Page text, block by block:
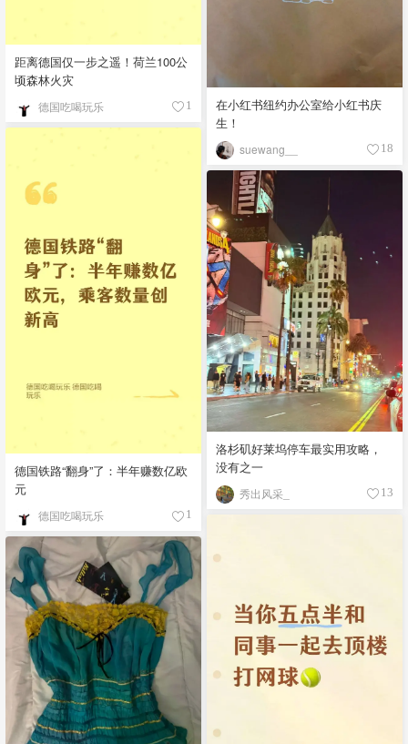
距离德国仅一步之遥！荷兰100公
顷森林火灾
德国吃喝玩乐 1
在小红书纽约办公室给小红书庆
生！
suewang__ 18
德国铁路“翻身”了：半年赚数亿欧
元
德国吃喝玩乐 1
洛杉矶好莱坞停车最实用攻略，
没有之一
秀出风采_ 13